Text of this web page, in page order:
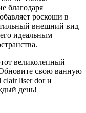
благодаря
роскоши в
внешний вид
идеальным
великолепный
свою ванную
liser dor и
день!